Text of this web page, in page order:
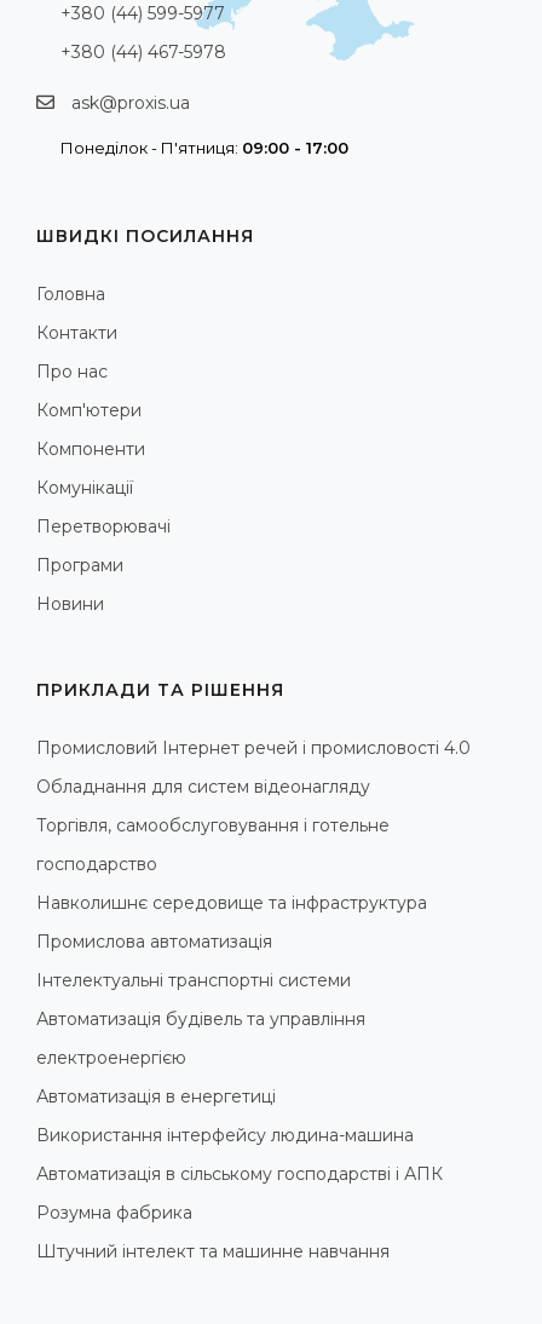
+380 (44) 599-5977
+380 (44) 467-5978
ask@proxis.ua
Понеділок - П'ятниця: 09:00 - 17:00
ШВИДКІ ПОСИЛАННЯ
Головна
Контакти
Про нас
Комп'ютери
Компоненти
Комунікації
Перетворювачі
Програми
Новини
ПРИКЛАДИ ТА РІШЕННЯ
Промисловий Інтернет речей і промисловості 4.0
Обладнання для систем відеонагляду
Торгівля, самообслуговування і готельне
господарство
Навколишнє середовище та інфраструктура
Промислова автоматизація
Інтелектуальні транспортні системи
Автоматизація будівель та управління
електроенергією
Автоматизація в енергетиці
Використання інтерфейсу людина-машина
Автоматизація в сільському господарстві і АПК
Розумна фабрика
Штучний інтелект та машинне навчання